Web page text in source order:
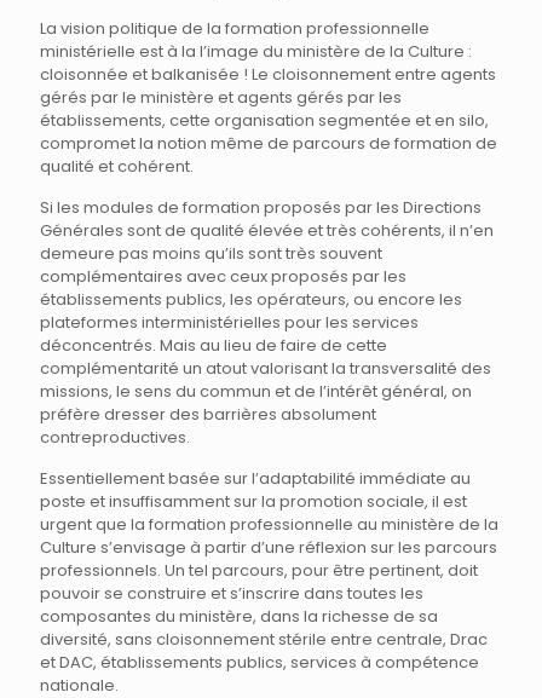
La vision politique de la formation professionnelle
ministérielle est à la l’image du ministère de la Culture :
cloisonnée et balkanisée ! Le cloisonnement entre agents
gérés par le ministère et agents gérés par les
établissements, cette organisation segmentée et en silo,
compromet la notion même de parcours de formation de
qualité et cohérent.
Si les modules de formation proposés par les Directions
Générales sont de qualité élevée et très cohérents, il n’en
demeure pas moins qu’ils sont très souvent
complémentaires avec ceux proposés par les
établissements publics, les opérateurs, ou encore les
plateformes interministérielles pour les services
déconcentrés. Mais au lieu de faire de cette
complémentarité un atout valorisant la transversalité des
missions, le sens du commun et de l’intérêt général, on
préfère dresser des barrières absolument
contreproductives.
Essentiellement basée sur l’adaptabilité immédiate au
poste et insuffisamment sur la promotion sociale, il est
urgent que la formation professionnelle au ministère de la
Culture s’envisage à partir d’une réflexion sur les parcours
professionnels. Un tel parcours, pour être pertinent, doit
pouvoir se construire et s’inscrire dans toutes les
composantes du ministère, dans la richesse de sa
diversité, sans cloisonnement stérile entre centrale, Drac
et DAC, établissements publics, services à compétence
nationale.